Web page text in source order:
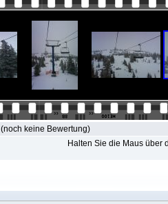
(noch keine Bewertung)
Halten Sie die Maus über